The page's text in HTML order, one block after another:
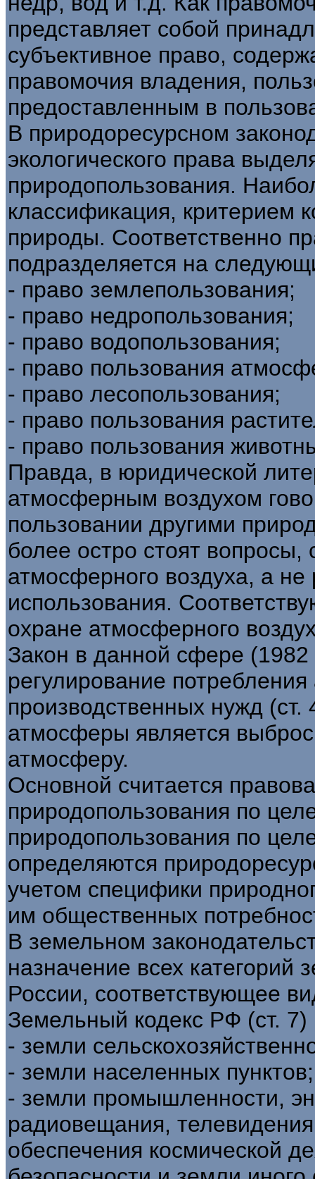
представляет собой
субъективное право,
правомочия владения,
предоставленным в
В природоресурсном
экологического права
природопользования.
классификация, критерием
природы. Соответственно
подразделяется на
- право землепользования;
- право недропользования;
- право водопользования;
- право пользования
- право лесопользования;
- право пользования
- право пользования
Правда, в юридической
атмосферным воздухом
пользовании другими
более остро стоят вопросы,
атмосферного воздуха, а не
использования.
охране атмосферного
Закон в данной сфере (1982
регулирование
производственных нужд
атмосферы является
атмосферу.
Основной считается
природопользования по
природопользования по
определяются
учетом специфики
им общественных
В земельном
назначение всех категорий
России, соответствующее
Земельный кодекс РФ (ст. 7)
- земли
- земли населенных пунктов;
- земли промышленности,
радиовещания,
обеспечения космической